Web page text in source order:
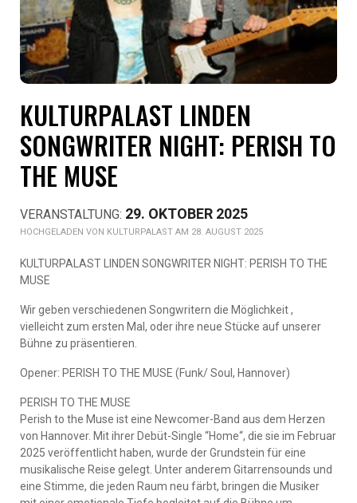
KULTURPALAST LINDEN
SONGWRITER NIGHT: PERISH TO
THE MUSE
29. OKTOBER 2025
KULTURPALAST AM 28. AUGUST 2025
KULTURPALAST LINDEN SONGWRITER NIGHT: PERISH TO THE
MUSE
Wir geben verschiedenen Songwritern die Möglichkeit ,
vielleicht zum ersten Mal, oder ihre neue Stücke auf unserer
Bühne zu präsentieren.
Opener: PERISH TO THE MUSE (Funk/ Soul, Hannover)
PERISH TO THE MUSE
Perish to the Muse ist eine Newcomer-Band aus dem Herzen
von Hannover. Mit ihrer Debüt-Single “Home“, die sie im Februar
2025 veröffentlicht haben, wurde der Grundstein für eine
musikalische Reise gelegt. Unter anderem Gitarrensounds und
eine Stimme, die jeden Raum neu färbt, bringen die Musiker